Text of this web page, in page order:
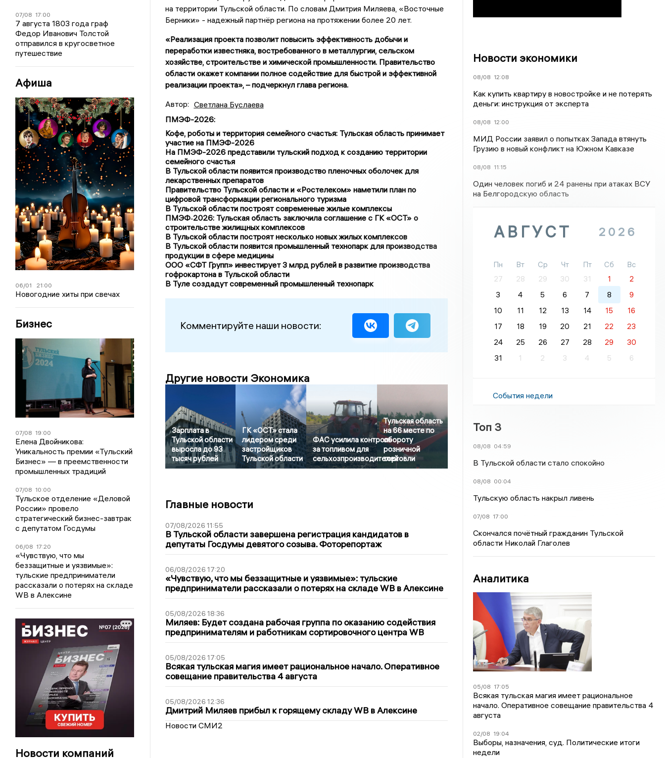
07/08 17:00
7 августа 1803 года граф
Федор Иванович Толстой
отправился в кругосветное
путешествие
Афиша
06/01 21:00
Новогодние хиты при свечах
Бизнес
07/08 19:00
Елена Двойникова:
Уникальность премии «Тульский
Бизнес» — в преемственности
промышленных традиций
07/08 10:00
Тульское отделение «Деловой
России» провело
стратегический бизнес-завтрак
с депутатом Госдумы
06/08 17:20
«Чувствую, что мы
беззащитные и уязвимые»:
тульские предприниматели
рассказали о потерях на складе
WB в Алексине
Новости компаний
на территории Тульской области. По словам Дмитрия Миляева, «Восточные
Берники» - надежный партнёр региона на протяжении более 20 лет.
«Реализация проекта позволит повысить эффективность добычи и
переработки известняка, востребованного в металлургии, сельском
хозяйстве, строительстве и химической промышленности. Правительство
области окажет компании полное содействие для быстрой и эффективной
реализации проекта», – подчеркнул глава региона.
Автор: Светлана Буслаева
ПМЭФ-2026:
Кофе, роботы и территория семейного счастья: Тульская область принимает
участие на ПМЭФ-2026
На ПМЭФ-2026 представили тульский подход к созданию территории
семейного счастья
В Тульской области появится производство пленочных оболочек для
лекарственных препаратов
Правительство Тульской области и «Ростелеком» наметили план по
цифровой трансформации регионального туризма
В Тульской области построят современные жилые комплексы
ПМЭФ‑2026: Тульская область заключила соглашение с ГК «ОСТ» о
строительстве жилищных комплексов
В Тульской области построят несколько новых жилых комплексов
В Тульской области появится промышленный технопарк для производства
продукции в сфере медицины
ООО «СФТ Групп» инвестирует 3 млрд рублей в развитие производства
гофрокартона в Тульской области
В Туле создадут современный промышленный технопарк
Комментируйте наши новости:
Другие новости Экономика
Зарплата в
Тульской области
выросла до 93
тысяч рублей
ГК «ОСТ» стала
лидером среди
застройщиков
Тульской области
ФАС усилила контроль
за топливом для
сельхозпроизводителей
Тульская область
на 66 месте по
обороту
розничной
торговли
Главные новости
07/08/2026 11:55
В Тульской области завершена регистрация кандидатов в
депутаты Госдумы девятого созыва. Фоторепортаж
06/08/2026 17:20
«Чувствую, что мы беззащитные и уязвимые»: тульские
предприниматели рассказали о потерях на складе WB в Алексине
05/08/2026 18:36
Миляев: Будет создана рабочая группа по оказанию содействия
предпринимателям и работникам сортировочного центра WB
05/08/2026 17:05
Всякая тульская магия имеет рациональное начало. Оперативное
совещание правительства 4 августа
05/08/2026 12:36
Дмитрий Миляев прибыл к горящему складу WB в Алексине
Новости СМИ2
Новости экономики
08/08 12:08
Как купить квартиру в новостройке и не потерять
деньги: инструкция от эксперта
08/08 12:00
МИД России заявил о попытках Запада втянуть
Грузию в новый конфликт на Южном Кавказе
08/08 11:15
Один человек погиб и 24 ранены при атаках ВСУ
на Белгородскую область
АВГУСТ 2026
Пн Вт Ср Чт Пт Сб
Вс
27
28 29 30 31 1
2
3
4 5 6 7 8
9
10
11 12 13 14 15
16
17
18 19 20 21 22
23
24
25 26 27 28 29
30
31
1 2 3 4 5 6
События недели
Топ 3
08/08 04:59
В Тульской области стало спокойно
08/08 00:04
Тульскую область накрыл ливень
07/08 17:00
Скончался почётный гражданин Тульской
области Николай Глаголев
Аналитика
05/08 17:05
Всякая тульская магия имеет рациональное
начало. Оперативное совещание правительства 4
августа
02/08 19:04
Выборы, назначения, суд. Политические итоги
недели